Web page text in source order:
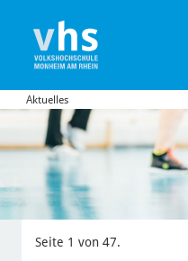
Aktuelles
Seite 1 von 47.